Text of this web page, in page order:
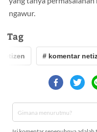
ngawur.
Tag
# komentar